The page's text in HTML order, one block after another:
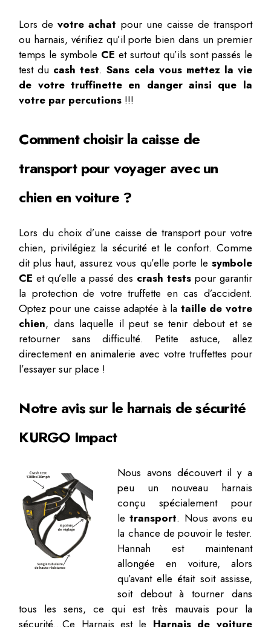
Lors devotre achat pour une caisse de transport
ou harnais, vérifiez qu’il porte bien dans un premier
temps le symbole CE et surtout qu’ils sont passés le
test du cash test.Sans cela vous mettez la vie
de votre truffinette en danger ainsi que la
votre par percutions !!!
Comment choisir la caisse de
transport pour voyager avec un
chien en voiture ?
Lors du choix d’une caisse de transport pour votre
chien, privilégiez la sécurité et le confort. Comme
dit plus haut, assurez vous qu’elle porte le symbole
CE et qu’elle a passé des crash testspour garantir
la protection de votre truffette en cas d’accident.
Optez pour une caisse adaptée à la taille de votre
chien, dans laquelle il peut se tenir debout et se
retourner sans difficulté. Petite astuce, allez
directement en animalerie avec votre truffettes pour
l’essayer sur place !
Notre avis sur le harnais de sécurité
KURGO Impact
Nous avons découvert il y a
peu un nouveau harnais
conçu spécialement pour
letransport. Nous avons eu
la chance de pouvoir le tester.
Hannah est maintenant
allongée en voiture, alors
qu’avant elle était soit assisse,
soit debout à tourner dans
tous les sens, ce qui est très mauvais pour la
sécurité…Ce Harnais est le Harnais de voiture